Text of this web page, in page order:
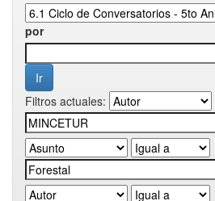
por
Filtros actuales: